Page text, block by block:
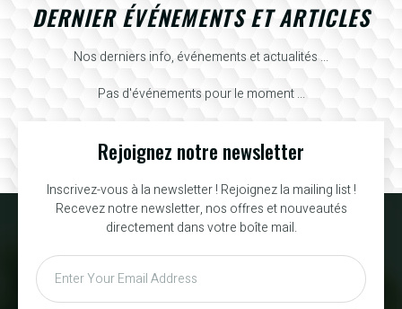
DERNIER ÉVÉNEMENTS ET ARTICLES
Nos derniers info, événements et actualités ...
Pas d'événements pour le moment ...
Rejoignez notre newsletter
Inscrivez-vous à la newsletter ! Rejoignez la mailing list !
Recevez notre newsletter, nos offres et nouveautés
directement dans votre boîte mail.